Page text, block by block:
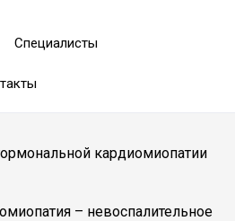
Специалисты
кардиомиопатии
– невоспалительное